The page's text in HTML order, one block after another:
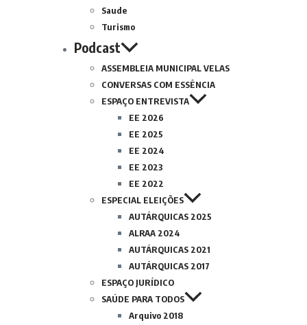
Saude
Turismo
Podcast
ASSEMBLEIA MUNICIPAL VELAS
CONVERSAS COM ESSÊNCIA
ESPAÇO ENTREVISTA
EE 2026
EE 2025
EE 2024
EE 2023
EE 2022
ESPECIAL ELEIÇÕES
AUTÁRQUICAS 2025
ALRAA 2024
AUTÁRQUICAS 2021
AUTÁRQUICAS 2017
ESPAÇO JURÍDICO
SAÚDE PARA TODOS
Arquivo 2018